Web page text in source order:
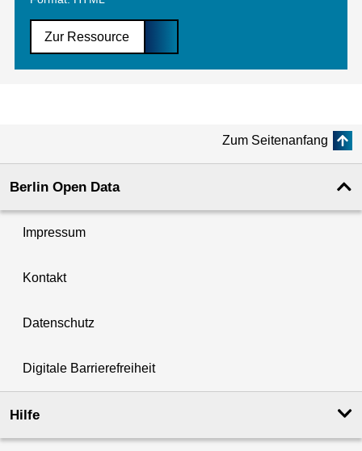
Zur Ressource
Zum Seitenanfang
Berlin Open Data
Impressum
Kontakt
Datenschutz
Digitale Barrierefreiheit
Hilfe